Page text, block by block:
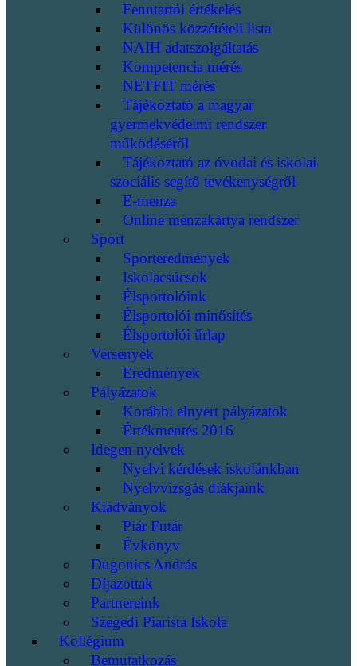
Fenntartói értékelés
Különös közzétételi lista
NAIH adatszolgáltatás
Kompetencia mérés
NETFIT mérés
Tájékoztató a magyar
gyermekvédelmi rendszer
működéséről
Tájékoztató az óvodai és iskolai
szociális segítő tevékenységről
E-menza
Online menzakártya rendszer
Sport
Sporteredmények
Iskolacsúcsok
Élsportolóink
Élsportolói minősítés
Élsportolói űrlap
Versenyek
Eredmények
Pályázatok
Korábbi elnyert pályázatok
Értékmentés 2016
Idegen nyelvek
Nyelvi kérdések iskolánkban
Nyelvvizsgás diákjaink
Kiadványok
Piár Futár
Évkönyv
Dugonics András
Díjazottak
Partnereink
Szegedi Piarista Iskola
Kollégium
Bemutatkozás